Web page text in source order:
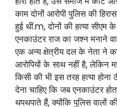
काम दोनों आरोपी पुलिस की
हुई थीं.m, दोनों की हत्या सीएम
एनकाउंटर राज का जश्न मनाने
एक अन्य क्षेत्रीय दल के नेता ने
आरोपियों के साथ नहीं है, लेकिन
किसी की भी इस तरह हत्या
देना चाहिए कि जब एनकाउंटर
थपथपाते हैं, क्योंकि पुलिस वालों